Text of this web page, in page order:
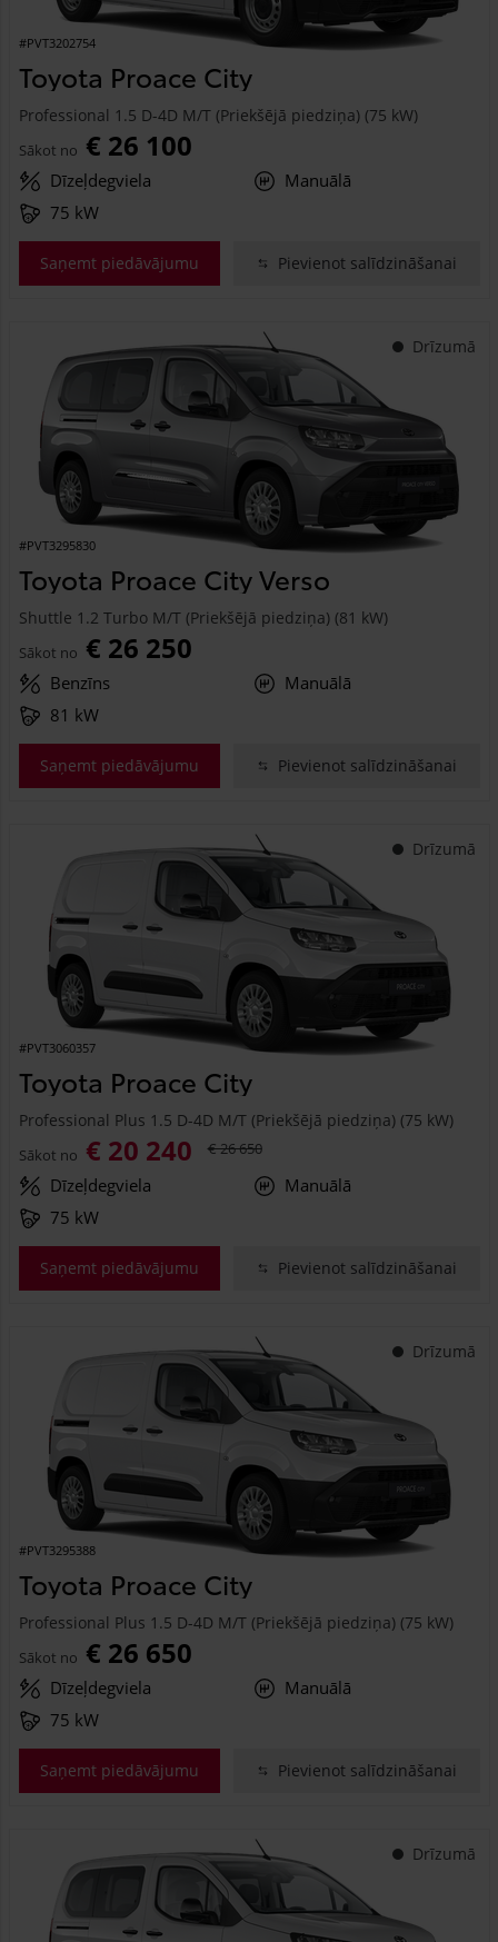
#PVT3202754
Toyota Proace City
Professional 1.5 D-4D M/T (Priekšējā piedziņa) (75 kW)
Sākot no € 26 100
Dīzeļdegviela
Manuālā
75 kW
Saņemt piedāvājumu Pievienot salīdzināšanai
Drīzumā
#PVT3295830
Toyota Proace City Verso
Shuttle 1.2 Turbo M/T (Priekšējā piedziņa) (81 kW)
Sākot no € 26 250
Benzīns
Manuālā
81 kW
Saņemt piedāvājumu Pievienot salīdzināšanai
Drīzumā
#PVT3060357
Toyota Proace City
Professional Plus 1.5 D-4D M/T (Priekšējā piedziņa) (75 kW)
Sākot no € 20 240 € 26 650
Dīzeļdegviela
Manuālā
75 kW
Saņemt piedāvājumu Pievienot salīdzināšanai
Drīzumā
#PVT3295388
Toyota Proace City
Professional Plus 1.5 D-4D M/T (Priekšējā piedziņa) (75 kW)
Sākot no € 26 650
Dīzeļdegviela
Manuālā
75 kW
Saņemt piedāvājumu Pievienot salīdzināšanai
Drīzumā